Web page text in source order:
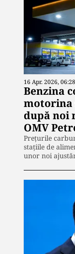
16 Apr. 2026, 06:28
Benzina
motorina
după noi
OMV
Prețurile
stațiile de
unor noi